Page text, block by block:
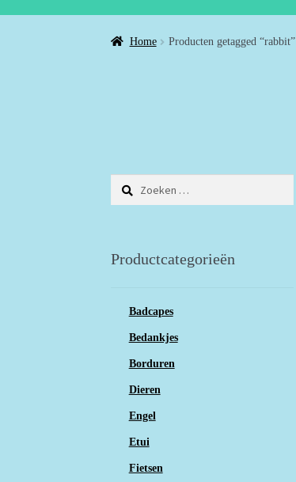
Home Producten getagged “rabbit”
naar:
Productcategorieën
Badcapes
Bedankjes
Borduren
Dieren
Engel
Etui
Fietsen